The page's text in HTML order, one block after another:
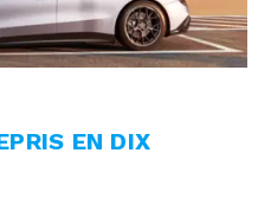
EN DIX